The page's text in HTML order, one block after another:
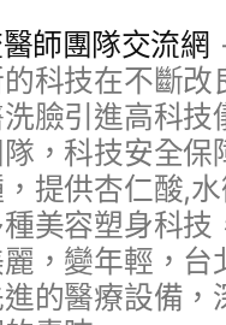
師團隊交流網
科技在不斷改
臉引進高科技
，科技安全保
提供杏仁酸,
美容塑身科技
，變年輕，台
的醫療設備，